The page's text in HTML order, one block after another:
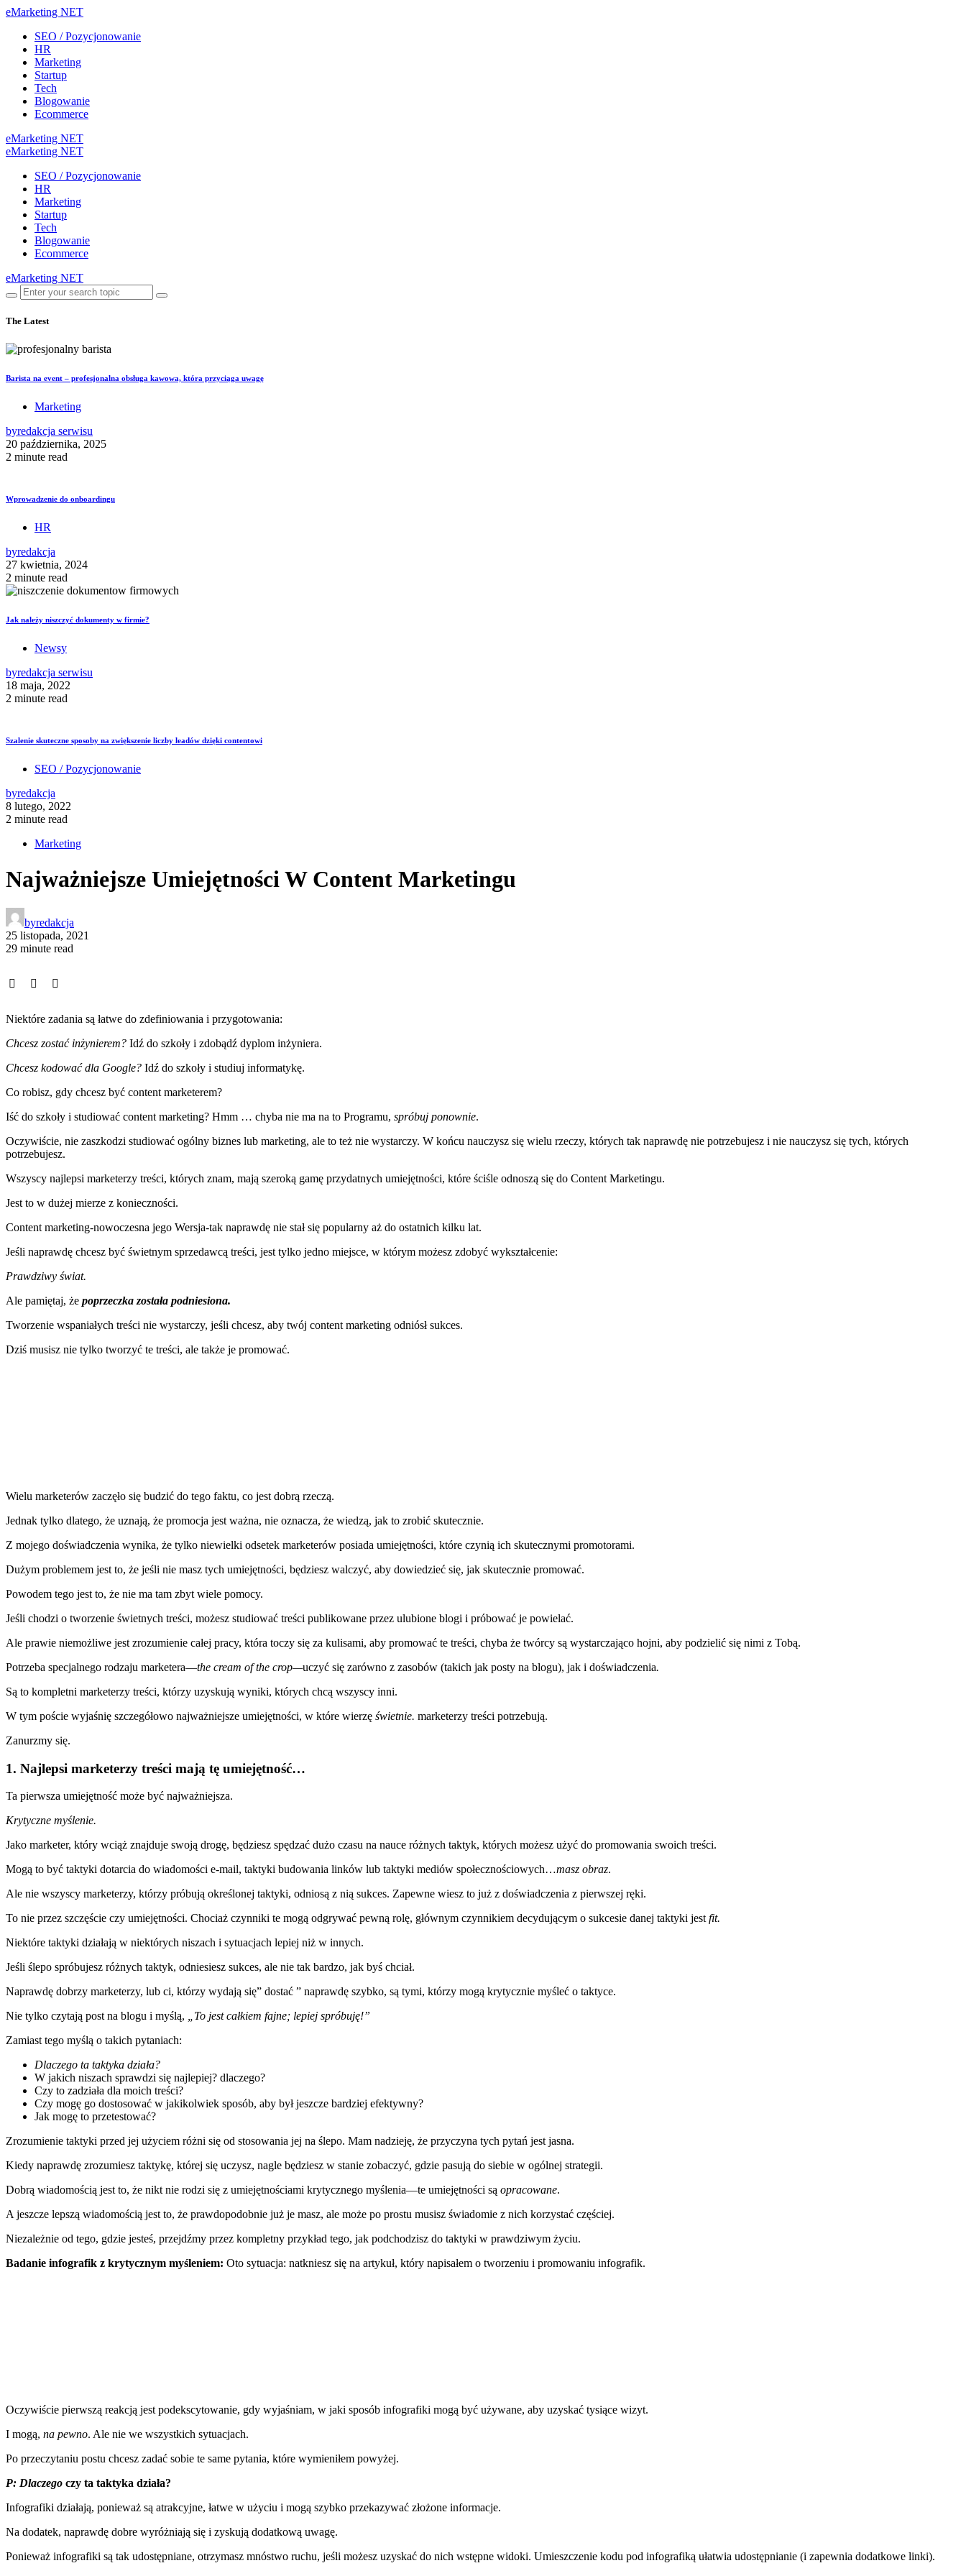
eMarketing NET
SEO / Pozycjonowanie
HR
Marketing
Startup
Tech
Blogowanie
Ecommerce
eMarketing NET
eMarketing NET
SEO / Pozycjonowanie
HR
Marketing
Startup
Tech
Blogowanie
Ecommerce
eMarketing NET
The Latest
Barista na event – profesjonalna obsługa kawowa, która przyciąga uwagę
Marketing
byredakcja serwisu
20 października, 2025
2 minute read
Wprowadzenie do onboardingu
HR
byredakcja
27 kwietnia, 2024
2 minute read
Jak należy niszczyć dokumenty w firmie?
Newsy
byredakcja serwisu
18 maja, 2022
2 minute read
Szalenie skuteczne sposoby na zwiększenie liczby leadów dzięki contentowi
SEO / Pozycjonowanie
byredakcja
8 lutego, 2022
2 minute read
Marketing
Najważniejsze Umiejętności W Content Marketingu
byredakcja
25 listopada, 2021
29 minute read
Niektóre zadania są łatwe do zdefiniowania i przygotowania:
Chcesz zostać inżynierem? Idź do szkoły i zdobądź dyplom inżyniera.
Chcesz kodować dla Google? Idź do szkoły i studiuj informatykę.
Co robisz, gdy chcesz być content marketerem?
Iść do szkoły i studiować content marketing? Hmm … chyba nie ma na to Programu, spróbuj ponownie.
Oczywiście, nie zaszkodzi studiować ogólny biznes lub marketing, ale to też nie wystarczy. W końcu nauczysz się wielu rzeczy, których tak naprawdę nie potrzebujesz i nie nauczysz się tych, których
potrzebujesz.
Wszyscy najlepsi marketerzy treści, których znam, mają szeroką gamę przydatnych umiejętności, które ściśle odnoszą się do Content Marketingu.
Jest to w dużej mierze z konieczności.
Content marketing-nowoczesna jego Wersja-tak naprawdę nie stał się popularny aż do ostatnich kilku lat.
Jeśli naprawdę chcesz być świetnym sprzedawcą treści, jest tylko jedno miejsce, w którym możesz zdobyć wykształcenie:
Prawdziwy świat.
Ale pamiętaj, że poprzeczka została podniesiona.
Tworzenie wspaniałych treści nie wystarczy, jeśli chcesz, aby twój content marketing odniósł sukces.
Dziś musisz nie tylko tworzyć te treści, ale także je promować.
Wielu marketerów zaczęło się budzić do tego faktu, co jest dobrą rzeczą.
Jednak tylko dlatego, że uznają, że promocja jest ważna, nie oznacza, że wiedzą, jak to zrobić skutecznie.
Z mojego doświadczenia wynika, że tylko niewielki odsetek marketerów posiada umiejętności, które czynią ich skutecznymi promotorami.
Dużym problemem jest to, że jeśli nie masz tych umiejętności, będziesz walczyć, aby dowiedzieć się, jak skutecznie promować.
Powodem tego jest to, że nie ma tam zbyt wiele pomocy.
Jeśli chodzi o tworzenie świetnych treści, możesz studiować treści publikowane przez ulubione blogi i próbować je powielać.
Ale prawie niemożliwe jest zrozumienie całej pracy, która toczy się za kulisami, aby promować te treści, chyba że twórcy są wystarczająco hojni, aby podzielić się nimi z Tobą.
Potrzeba specjalnego rodzaju marketera—the cream of the crop—uczyć się zarówno z zasobów (takich jak posty na blogu), jak i doświadczenia.
Są to kompletni marketerzy treści, którzy uzyskują wyniki, których chcą wszyscy inni.
W tym poście wyjaśnię szczegółowo najważniejsze umiejętności, w które wierzę świetnie. marketerzy treści potrzebują.
Zanurzmy się.
1. Najlepsi marketerzy treści mają tę umiejętność…
Ta pierwsza umiejętność może być najważniejsza.
Krytyczne myślenie.
Jako marketer, który wciąż znajduje swoją drogę, będziesz spędzać dużo czasu na nauce różnych taktyk, których możesz użyć do promowania swoich treści.
Mogą to być taktyki dotarcia do wiadomości e-mail, taktyki budowania linków lub taktyki mediów społecznościowych…masz obraz.
Ale nie wszyscy marketerzy, którzy próbują określonej taktyki, odniosą z nią sukces. Zapewne wiesz to już z doświadczenia z pierwszej ręki.
To nie przez szczęście czy umiejętności. Chociaż czynniki te mogą odgrywać pewną rolę, głównym czynnikiem decydującym o sukcesie danej taktyki jestfit.
Niektóre taktyki działają w niektórych niszach i sytuacjach lepiej niż w innych.
Jeśli ślepo spróbujesz różnych taktyk, odniesiesz sukces, ale nie tak bardzo, jak byś chciał.
Naprawdę dobrzy marketerzy, lub ci, którzy wydają się” dostać ” naprawdę szybko, są tymi, którzy mogą krytycznie myśleć o taktyce.
Nie tylko czytają post na blogu i myślą, „To jest całkiem fajne; lepiej spróbuję!”
Zamiast tego myślą o takich pytaniach:
Dlaczego ta taktyka działa?
W jakich niszach sprawdzi się najlepiej? dlaczego?
Czy to zadziała dla moich treści?
Czy mogę go dostosować w jakikolwiek sposób, aby był jeszcze bardziej efektywny?
Jak mogę to przetestować?
Zrozumienie taktyki przed jej użyciem różni się od stosowania jej na ślepo. Mam nadzieję, że przyczyna tych pytań jest jasna.
Kiedy naprawdę zrozumiesz taktykę, której się uczysz, nagle będziesz w stanie zobaczyć, gdzie pasują do siebie w ogólnej strategii.
Dobrą wiadomością jest to, że nikt nie rodzi się z umiejętnościami krytycznego myślenia—te umiejętności są opracowane.
A jeszcze lepszą wiadomością jest to, że prawdopodobnie już je masz, ale może po prostu musisz świadomie z nich korzystać częściej.
Niezależnie od tego, gdzie jesteś, przejdźmy przez kompletny przykład tego, jak podchodzisz do taktyki w prawdziwym życiu.
Badanie infografik z krytycznym myśleniem: Oto sytuacja: natkniesz się na artykuł, który napisałem o tworzeniu i promowaniu infografik.
Oczywiście pierwszą reakcją jest podekscytowanie, gdy wyjaśniam, w jaki sposób infografiki mogą być używane, aby uzyskać tysiące wizyt.
I mogą, na pewno. Ale nie we wszystkich sytuacjach.
Po przeczytaniu postu chcesz zadać sobie te same pytania, które wymieniłem powyżej.
P: Dlaczego czy ta taktyka działa?
Infografiki działają, ponieważ są atrakcyjne, łatwe w użyciu i mogą szybko przekazywać złożone informacje.
Na dodatek, naprawdę dobre wyróżniają się i zyskują dodatkową uwagę.
Ponieważ infografiki są tak udostępniane, otrzymasz mnóstwo ruchu, jeśli możesz uzyskać do nich wstępne widoki. Umieszczenie kodu pod infografiką ułatwia udostępnianie (i zapewnia dodatkowe linki).